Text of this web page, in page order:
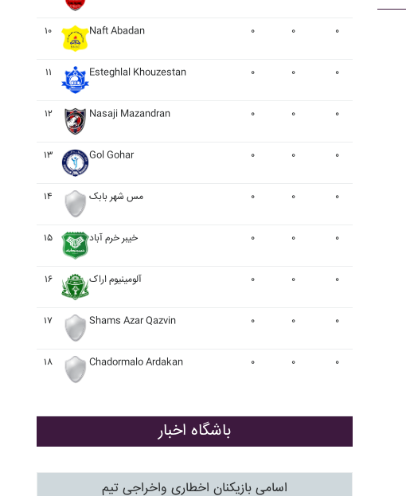
۱۰ Naft Abadan ۰ ۰ ۰
۱۱ Esteghlal Khouzestan ۰ ۰ ۰
۱۲ Nasaji Mazandran ۰ ۰ ۰
۱۳ Gol Gohar ۰ ۰ ۰
۱۴ مس شهر بابک ۰ ۰ ۰
۱۵ خيبر خرم آباد ۰ ۰ ۰
۱۶ آلومينيوم اراک ۰ ۰ ۰
۱۷ Shams Azar Qazvin ۰ ۰ ۰
۱۸ Chadormalo Ardakan ۰ ۰ ۰
باشگاه اخبار
اسامی بازیکنان اخطاری واخراجی تیم